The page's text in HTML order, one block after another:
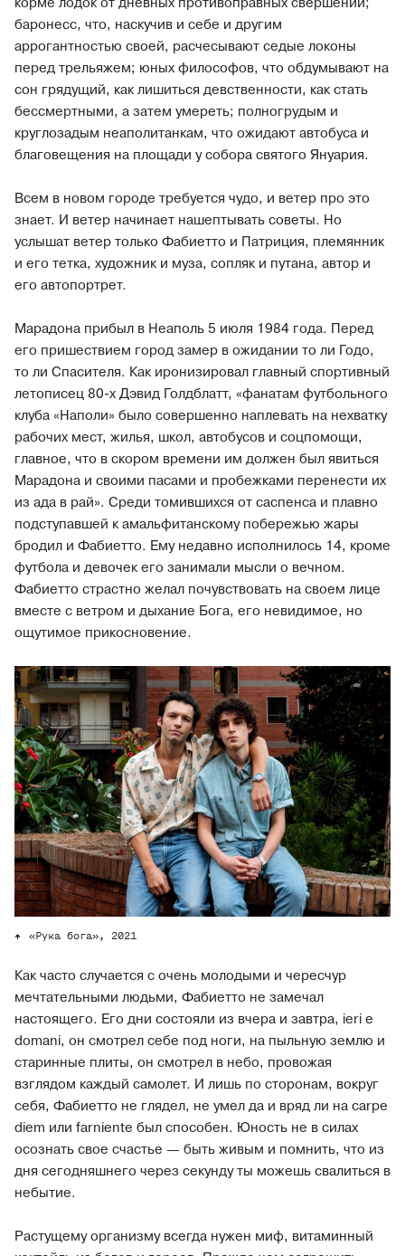
баронесс, что, наскучив и себе и другим
аррогантностью своей, расчесывают седые локоны
перед трельяжем; юных философов, что обдумывают на
сон грядущий, как лишиться девственности, как стать
бессмертными, а затем умереть; полногрудым и
круглозадым неаполитанкам, что ожидают автобуса и
благовещения на площади у собора святого Януария.
Всем в новом городе требуется чудо, и ветер про это
знает. И ветер начинает нашептывать советы. Но
услышат ветер только Фабиетто и Патриция, племянник
и его тетка, художник и муза, сопляк и путана, автор и
его автопортрет.
Марадона прибыл в Неаполь 5 июля 1984 года. Перед
его пришествием город замер в ожидании то ли Годо,
то ли Спасителя. Как иронизировал главный спортивный
летописец 80-х Дэвид Голдблатт, «фанатам футбольного
клуба «Наполи» было совершенно наплевать на нехватку
рабочих мест, жилья, школ, автобусов и соцпомощи,
главное, что в скором времени им должен был явиться
Марадона и своими пасами и пробежками перенести их
из ада в рай». Среди томившихся от саспенса и плавно
подступавшей к амальфитанскому побережью жары
бродил и Фабиетто. Ему недавно исполнилось 14, кроме
футбола и девочек его занимали мысли о вечном.
Фабиетто страстно желал почувствовать на своем лице
вместе с ветром и дыхание Бога, его невидимое, но
ощутимое прикосновение.
«Рука бога», 2021
Как часто случается с очень молодыми и чересчур
мечтательными людьми, Фабиетто не замечал
настоящего. Его дни состояли из вчера и завтра, ieri e
domani, он смотрел себе под ноги, на пыльную землю и
старинные плиты, он смотрел в небо, провожая
взглядом каждый самолет. И лишь по сторонам, вокруг
себя, Фабиетто не глядел, не умел да и вряд ли на carpe
diem или farniente был способен. Юность не в силах
осознать свое счастье — быть живым и помнить, что из
дня сегодняшнего через секунду ты можешь свалиться в
небытие.
Растущему организму всегда нужен миф, витаминный